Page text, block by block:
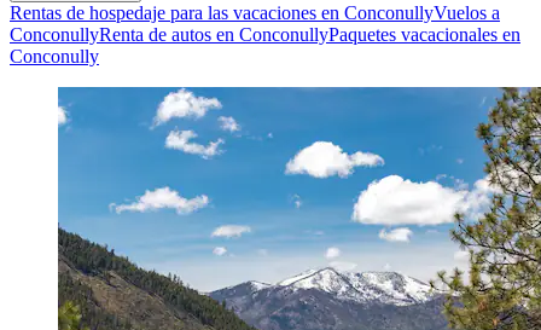
Rentas de hospedaje para las vacaciones en ConconullyVuelos a
ConconullyRenta de autos en ConconullyPaquetes vacacionales en
Conconully